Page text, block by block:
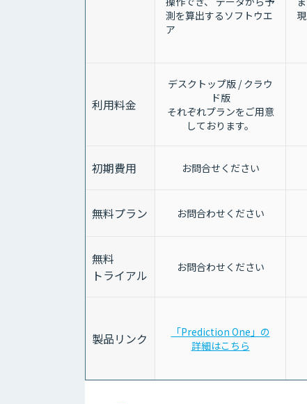
測を算出するソフトウエ
ア
現
利用料金
デスクトップ版 / クラウ
ド版
それぞれプランをご用意
しております。
初期費用 お問合せください
無料プラン お問合わせください
無料
トライアル
お問合わせください
製品リンク
「Prediction One」の
詳細はこちら